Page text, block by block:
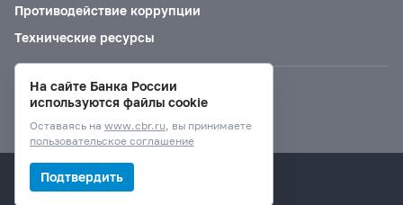
Противодействие коррупции
Технические ресурсы
Версия для слабовидящих
© Банк России, 2000–2026.
На сайте Банка России
используются файлы cookie
Оставаясь на www.cbr.ru, вы принимаете
пользовательское соглашение
Подтвердить